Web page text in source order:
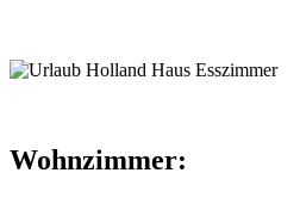
Wohnzimmer: